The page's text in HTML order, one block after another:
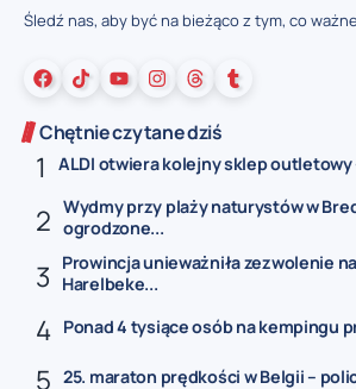
Śledź nas, aby być na bieżąco z tym, co
Chętnie czytane dziś
ALDI otwiera kolejny sklep outletowy
Wydmy przy plaży naturystów w
ogrodzone...
Prowincja unieważniła zezwolenie
Harelbeke...
Ponad 4 tysiące osób na kempingu
25. maraton prędkości w Belgii –